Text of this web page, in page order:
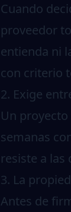
Cuando
proveedor
entienda ni
con criterio
2. Exige
Un
semanas
resiste a las
3. La
Antes de